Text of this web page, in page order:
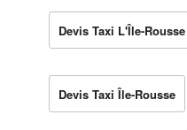
Devis Taxi L'Île-Rousse
Devis Taxi Île-Rousse